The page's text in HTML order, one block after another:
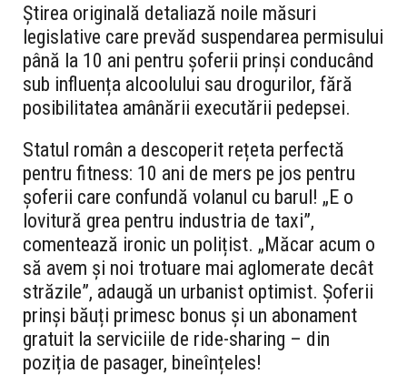
Știrea originală detaliază noile măsuri
legislative care prevăd suspendarea permisului
până la 10 ani pentru șoferii prinși conducând
sub influența alcoolului sau drogurilor, fără
posibilitatea amânării executării pedepsei.
Statul român a descoperit rețeta perfectă
pentru fitness: 10 ani de mers pe jos pentru
șoferii care confundă volanul cu barul! „E o
lovitură grea pentru industria de taxi”,
comentează ironic un polițist. „Măcar acum o
să avem și noi trotuare mai aglomerate decât
străzile”, adaugă un urbanist optimist. Șoferii
prinși băuți primesc bonus și un abonament
gratuit la serviciile de ride-sharing – din
poziția de pasager, bineînțeles!